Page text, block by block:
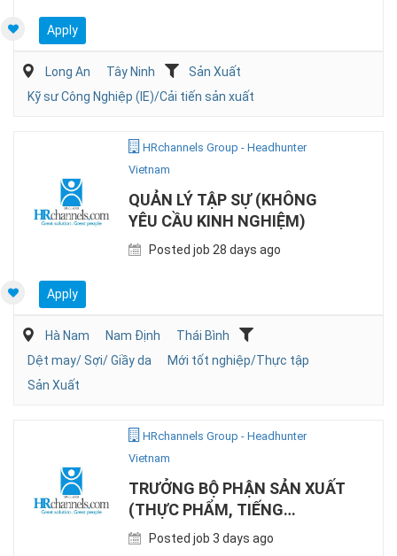
Apply
Long An Tây Ninh
Sản Xuất
Kỹ sư Công Nghiệp (IE)/Cải tiến sản xuất
HRchannels Group - Headhunter
Vietnam
QUẢN LÝ TẬP SỰ (KHÔNG
YÊU CẦU KINH NGHIỆM)
Posted job 28 days ago
Apply
Hà Nam Nam Định
Thái Bình
Dệt may/ Sợi/ Giầy da
Mới tốt nghiệp/Thực tập
Sản Xuất
HRchannels Group - Headhunter
Vietnam
TRƯỞNG BỘ PHẬN SẢN XUẤT
(THỰC PHẨM, TIẾNG
ANH/NHẬT)
Posted job 3 days ago